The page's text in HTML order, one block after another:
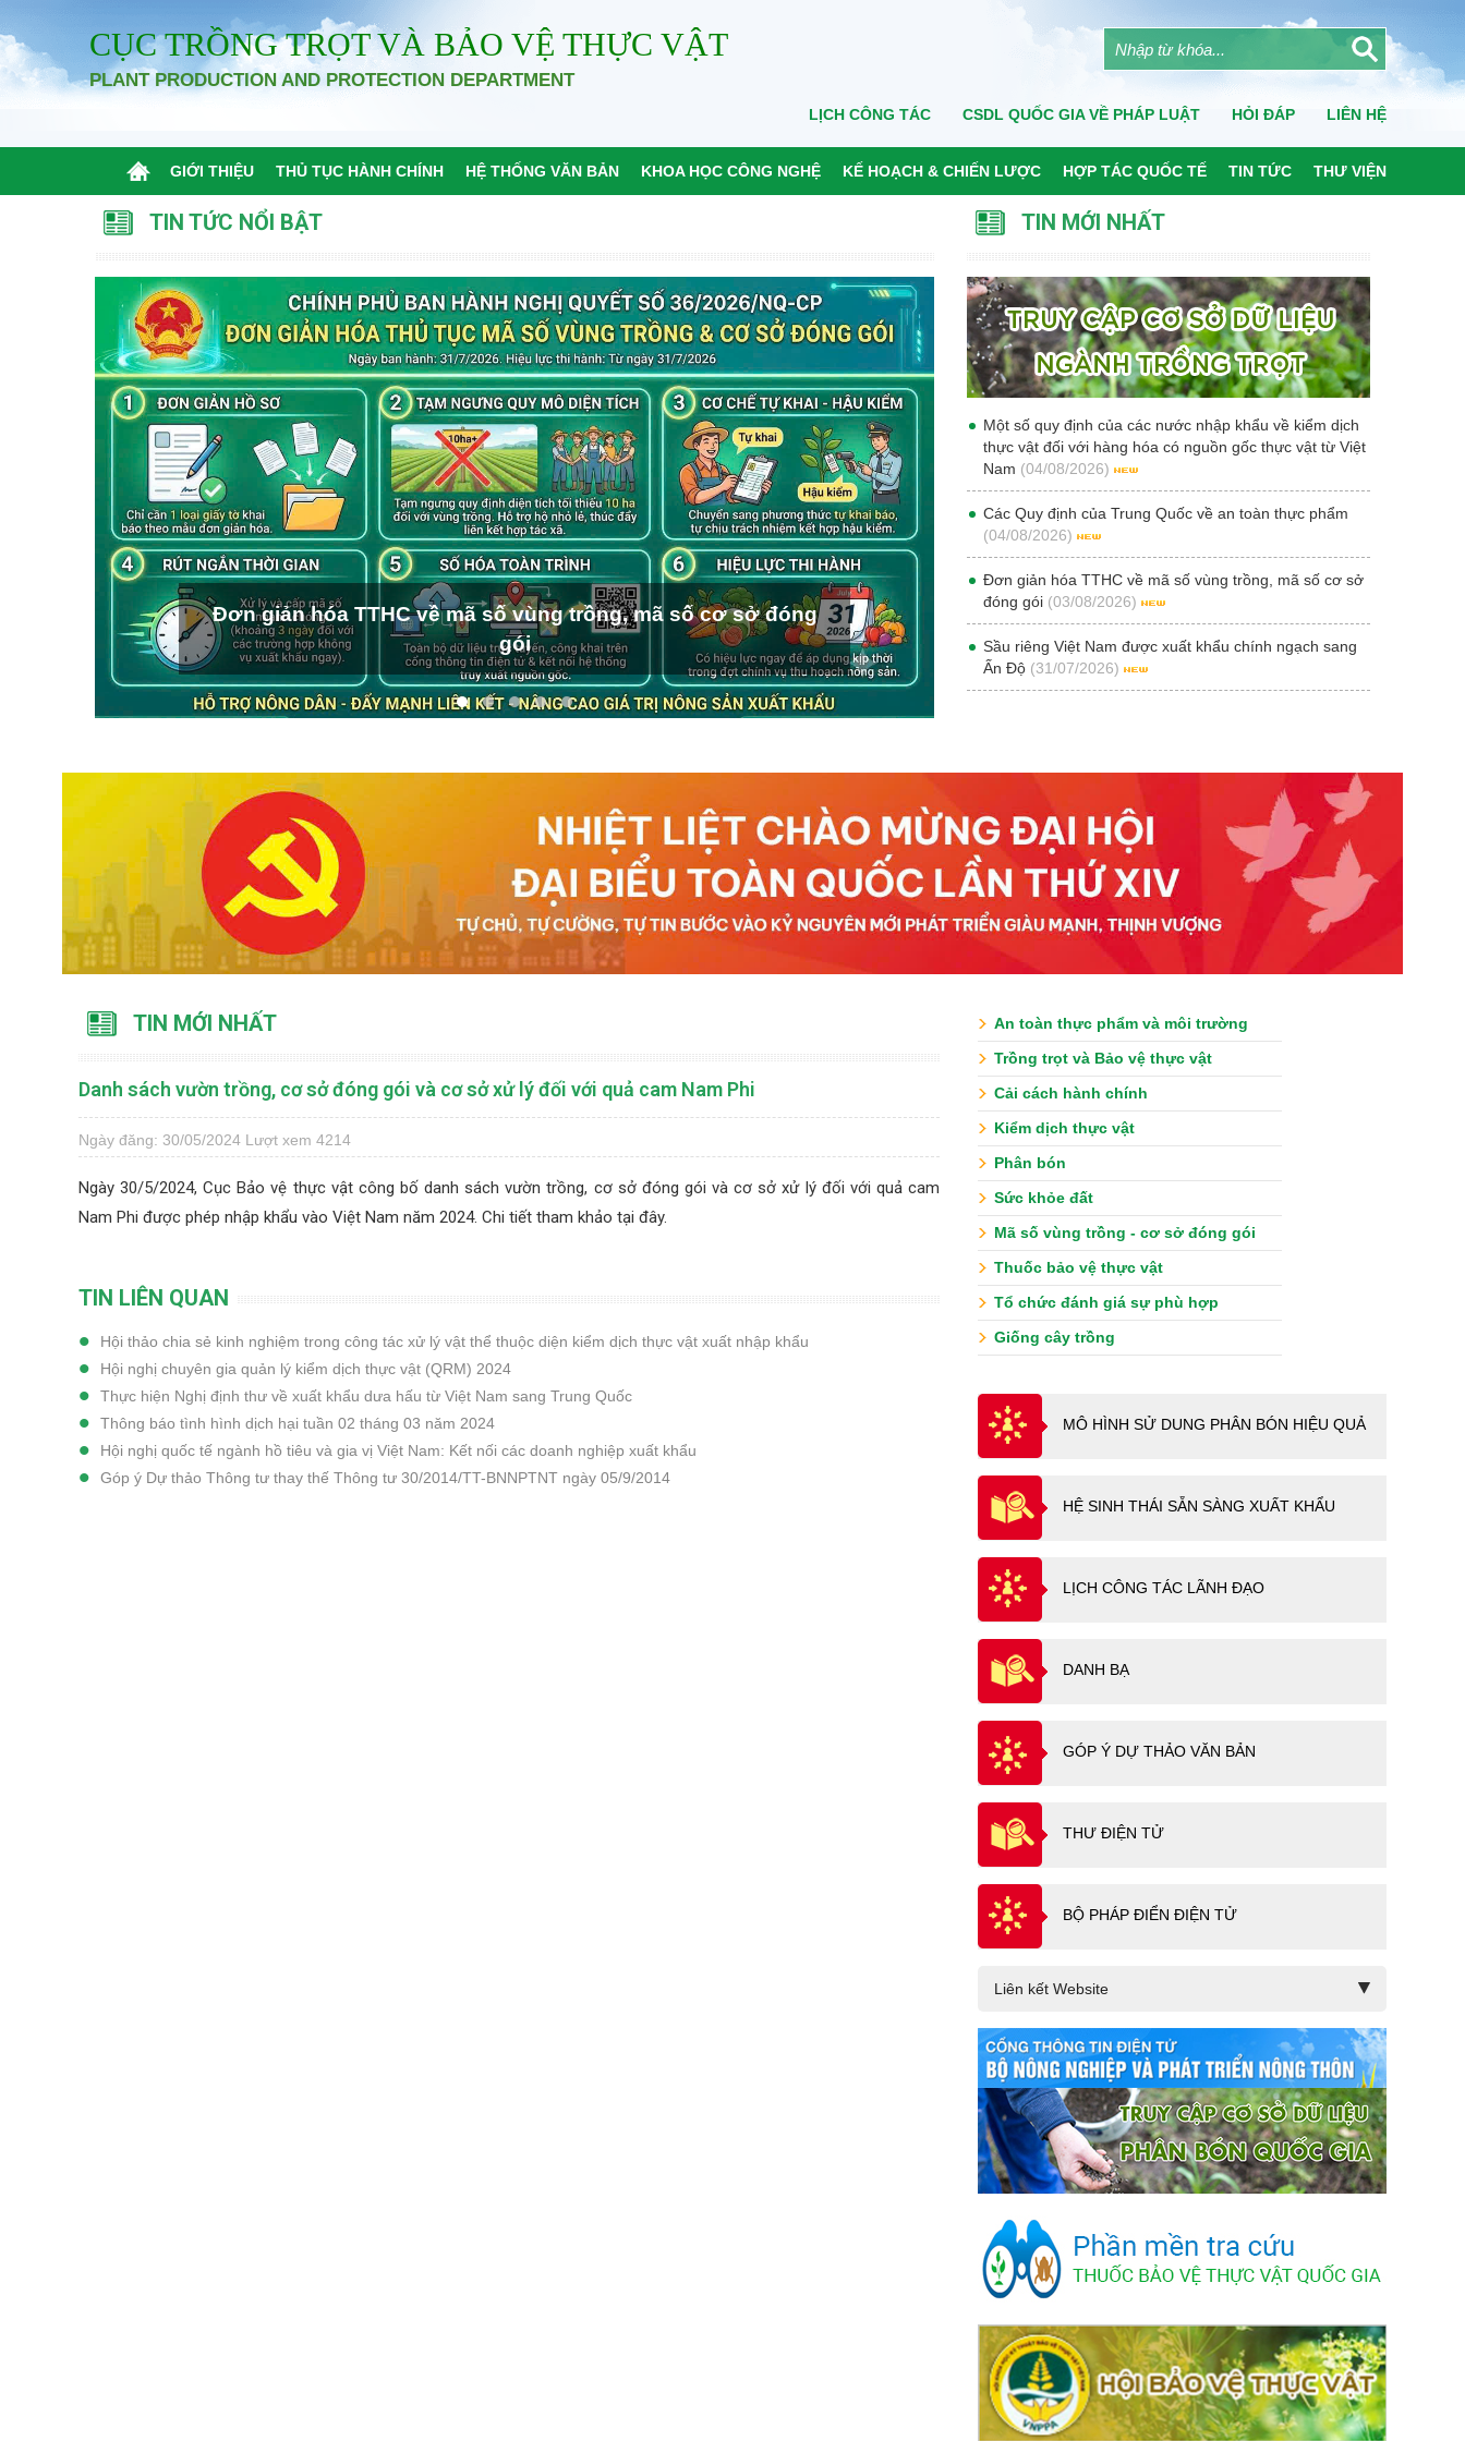
CỤC TRỒNG TRỌT VÀ BẢO VỆ THỰC VẬT
PLANT PRODUCTION AND PROTECTION DEPARTMENT
LỊCH CÔNG TÁC CSDL QUỐC GIA VỀ PHÁP LUẬT HỎI ĐÁP LIÊN HỆ
GIỚI THIỆU THỦ TỤC HÀNH CHÍNH HỆ THỐNG VĂN BẢN KHOA HỌC CÔNG NGHỆ KẾ HOẠCH & CHIẾN LƯỢC HỢP TÁC QUỐC TẾ TIN TỨC THƯ VIỆN
TIN TỨC NỔI BẬT
Đơn giản hóa TTHC về mã số vùng trồng, mã số cơ sở đóng
gói
TIN MỚI NHẤT
Một số quy định của các nước nhập khẩu về kiểm dịch
thực vật đối với hàng hóa có nguồn gốc thực vật từ Việt
Nam (04/08/2026)
Các Quy định của Trung Quốc về an toàn thực phẩm
(04/08/2026)
Đơn giản hóa TTHC về mã số vùng trồng, mã số cơ sở
đóng gói (03/08/2026)
Sầu riêng Việt Nam được xuất khẩu chính ngạch sang
Ấn Độ (31/07/2026)
TIN MỚI NHẤT
Danh sách vườn trồng, cơ sở đóng gói và cơ sở xử lý đối với quả cam Nam Phi
Ngày đăng: 30/05/2024 Lượt xem 4214
Ngày 30/5/2024, Cục Bảo vệ thực vật công bố danh sách vườn trồng, cơ sở đóng gói và cơ sở xử lý đối với quả cam
Nam Phi được phép nhập khẩu vào Việt Nam năm 2024. Chi tiết tham khảo tại đây.
TIN LIÊN QUAN
Hội thảo chia sẻ kinh nghiệm trong công tác xử lý vật thể thuộc diện kiểm dịch thực vật xuất nhập khẩu
Hội nghị chuyên gia quản lý kiểm dịch thực vật (QRM) 2024
Thực hiện Nghị định thư về xuất khẩu dưa hấu từ Việt Nam sang Trung Quốc
Thông báo tình hình dịch hại tuần 02 tháng 03 năm 2024
Hội nghị quốc tế ngành hồ tiêu và gia vị Việt Nam: Kết nối các doanh nghiệp xuất khẩu
Góp ý Dự thảo Thông tư thay thế Thông tư 30/2014/TT-BNNPTNT ngày 05/9/2014
An toàn thực phẩm và môi trường
Trồng trọt và Bảo vệ thực vật
Cải cách hành chính
Kiểm dịch thực vật
Phân bón
Sức khỏe đất
Mã số vùng trồng - cơ sở đóng gói
Thuốc bảo vệ thực vật
Tổ chức đánh giá sự phù hợp
Giống cây trồng
MÔ HÌNH SỬ DUNG PHÂN BÓN HIỆU QUẢ
HỆ SINH THÁI SẴN SÀNG XUẤT KHẨU
LỊCH CÔNG TÁC LÃNH ĐẠO
DANH BẠ
GÓP Ý DỰ THẢO VĂN BẢN
THƯ ĐIỆN TỬ
BỘ PHÁP ĐIỂN ĐIỆN TỬ